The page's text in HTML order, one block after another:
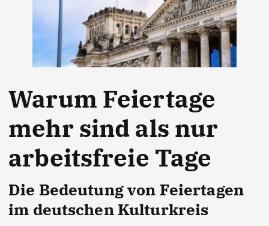
Warum Feiertage
mehr sind als nur
arbeitsfreie Tage
Die Bedeutung von Feiertagen
im deutschen Kulturkreis